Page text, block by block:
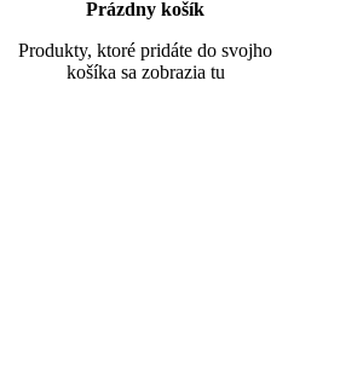
Prázdny košík
Produkty, ktoré pridáte do svojho
košíka sa zobrazia tu